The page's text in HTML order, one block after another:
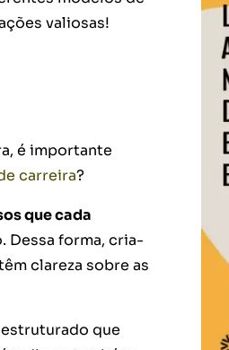
valiosas!
é importante
carreira?
que cada
Dessa forma, cria-
clareza sobre as
que